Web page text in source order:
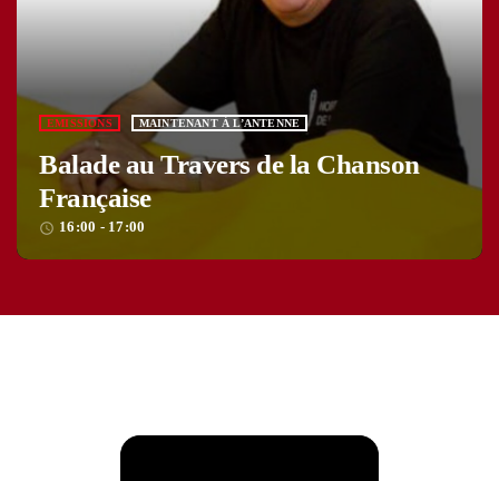
EMISSIONS MAINTENANT À L’ANTENNE
Balade au Travers de la Chanson
Française
access_time 16:00 - 17:00